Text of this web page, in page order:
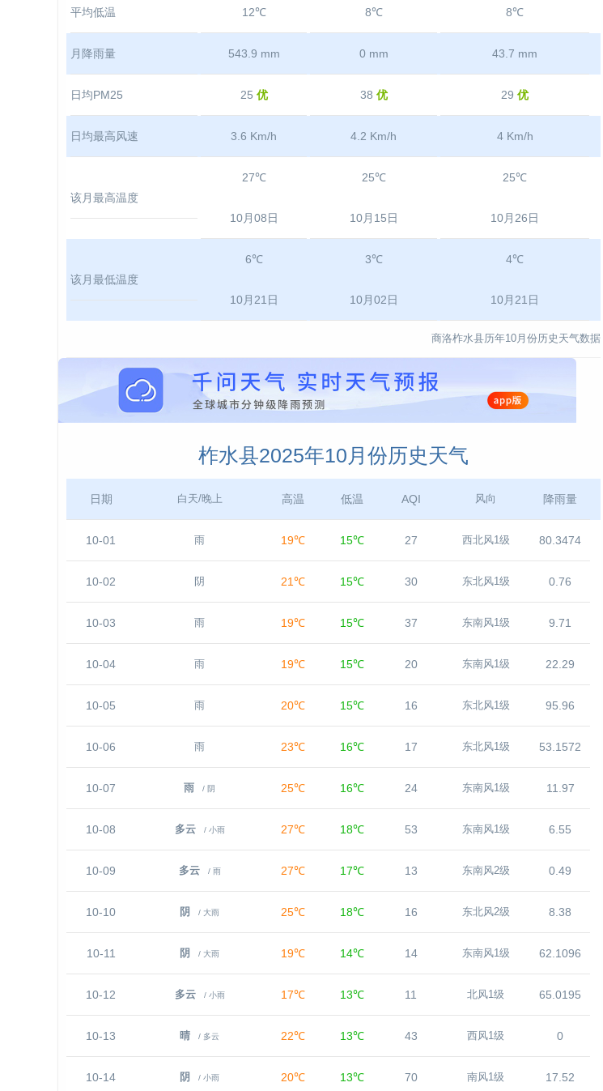
平均低温 12℃ 8℃ 8℃
月降雨量 543.9 mm 0 mm 43.7 mm
日均PM25 25 优 38 优 29优
日均最高风速 3.6 Km/h 4.2 Km/h 4 Km/h
该月最高温度
27℃
10月08日
25℃
10月15日
25℃
10月26日
该月最低温度
6℃
10月21日
3℃
10月02日
4℃
10月21日
商洛柞水县历年10月份历史天气数据
柞水县2025年10月份历史天气
日期 白天/晚上 高温 低温 AQI 风向 降雨量
10-01 雨 19℃ 15℃ 27 西北风1级 80.3474
10-02 阴 21℃ 15℃ 30 东北风1级 0.76
10-03 雨 19℃ 15℃ 37 东南风1级 9.71
10-04 雨 19℃ 15℃ 20 东南风1级 22.29
10-05 雨 20℃ 15℃ 16 东北风1级 95.96
10-06 雨 23℃ 16℃ 17 东北风1级 53.1572
10-07 雨 / 阴 25℃ 16℃ 24 东南风1级 11.97
10-08 多云 / 小雨 27℃ 18℃ 53 东南风1级 6.55
10-09 多云 / 雨 27℃ 17℃ 13 东南风2级 0.49
10-10 阴 / 大雨 25℃ 18℃ 16 东北风2级 8.38
10-11 阴 / 大雨 19℃ 14℃ 14 东南风1级 62.1096
10-12 多云 / 小雨 17℃ 13℃ 11 北风1级 65.0195
10-13 晴 / 多云 22℃ 13℃ 43 西风1级 0
10-14 阴 / 小雨 20℃ 13℃ 70 南风1级 17.52